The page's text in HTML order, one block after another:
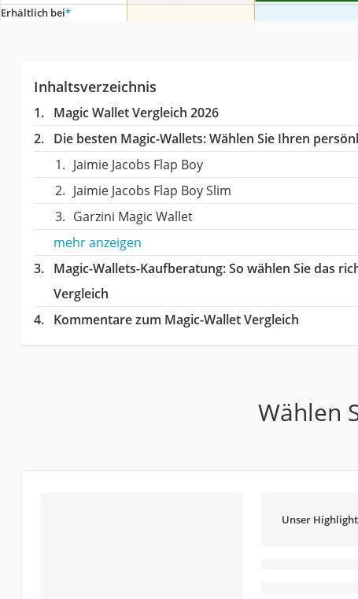
Erhältlich bei*
Inhaltsverzeichnis
Magic Wallet Vergleich 2026
Die besten Magic-Wallets:Wählen Sie Ihren
Jaimie Jacobs Flap Boy
Jaimie Jacobs Flap Boy Slim
Garzini Magic Wallet
mehr anzeigen
Magic-Wallets-Kaufberatung: So wählen Sie das
Vergleich
Kommentare zum Magic-Wallet Vergleich
Wählen
Unser